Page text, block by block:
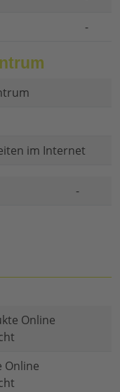
-
im Internet
-
Online
Online